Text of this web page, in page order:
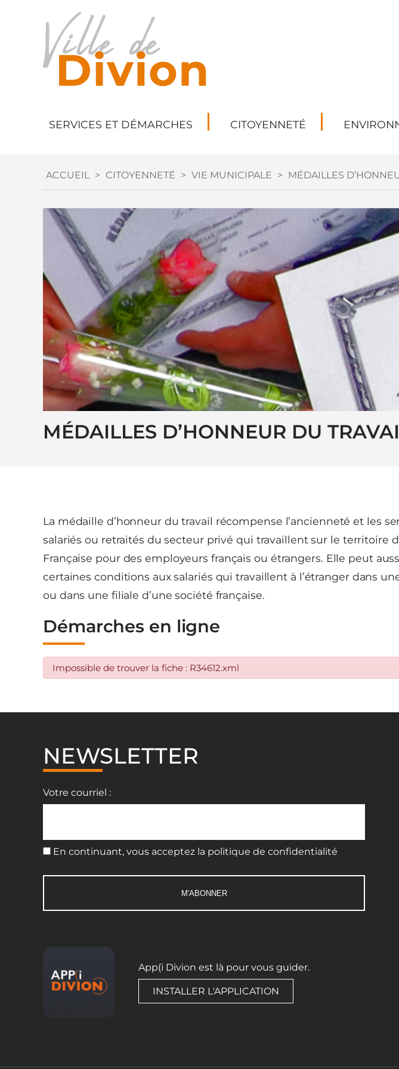
SERVICES ET DÉMARCHES CITOYENNETÉ
ACCUEIL > CITOYENNETÉ > VIE MUNICIPALE > MÉDAILLES
MÉDAILLES D’HONNEUR DU
La médaille d’honneur du travail récompense l’ancienneté et les
salariés ou retraités du secteur privé qui travaillent sur le territoire
Française pour des employeurs français ou étrangers. Elle peut
certaines conditions aux salariés qui travaillent à l’étranger dans
ou dans une filiale d’une société française.
Démarches en ligne
Impossible de trouver la fiche : R34612.xml
NEWSLETTER
Votre courriel :
En continuant, vous acceptez la politique de confidentialité
App(i Divion est là pour vous guider.
INSTALLER L'APPLICATION